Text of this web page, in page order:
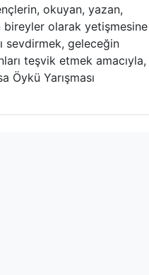
okuyan, yazan,
bireyler olarak yetişmesine
sevdirmek, geleceğin
teşvik etmek amacıyla,
Öykü Yarışması